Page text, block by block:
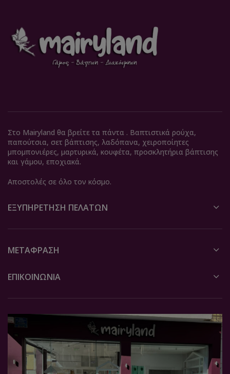
Στο Mairyland θα βρείτε τα πάντα . Βαπτιστικά ρούχα,
παπούτσια, σετ βάπτισης, λαδόπανα, χειροποίητες
μπομπονιέρες, μαρτυρικά, κουφέτα, προσκλητήρια βάπτισης
και γάμου, εποχιακά.
Αποστολές σε όλο τον κόσμο.
ΕΞΥΠΗΡΈΤΗΣΗ ΠΕΛΑΤΏΝ
ΜΕΤΆΦΡΑΣΗ
ΕΠΙΚΟΙΝΩΝΙΑ